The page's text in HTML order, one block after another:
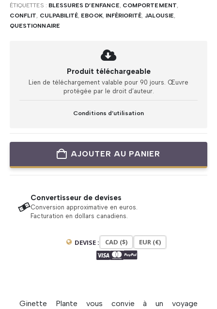
ÉTIQUETTES : BLESSURES D’ENFANCE COMPORTEMENT
CONFLIT
CULPABILITÉ EBOOK, INFÉRIORITÉ JALOUSIE
QUESTIONNAIRE
Produit téléchargeable
Lien de téléchargement valable pour 90 jours. Œuvre
protégée par le droit d’auteur.
Conditions d’utilisation
AJOUTER AU PANIER
Convertisseur de devises
Conversion approximative en euros.
Facturation en dollars canadiens.
DEVISE : CAD ($) EUR (€)
Ginette Plante vous convie à un voyage